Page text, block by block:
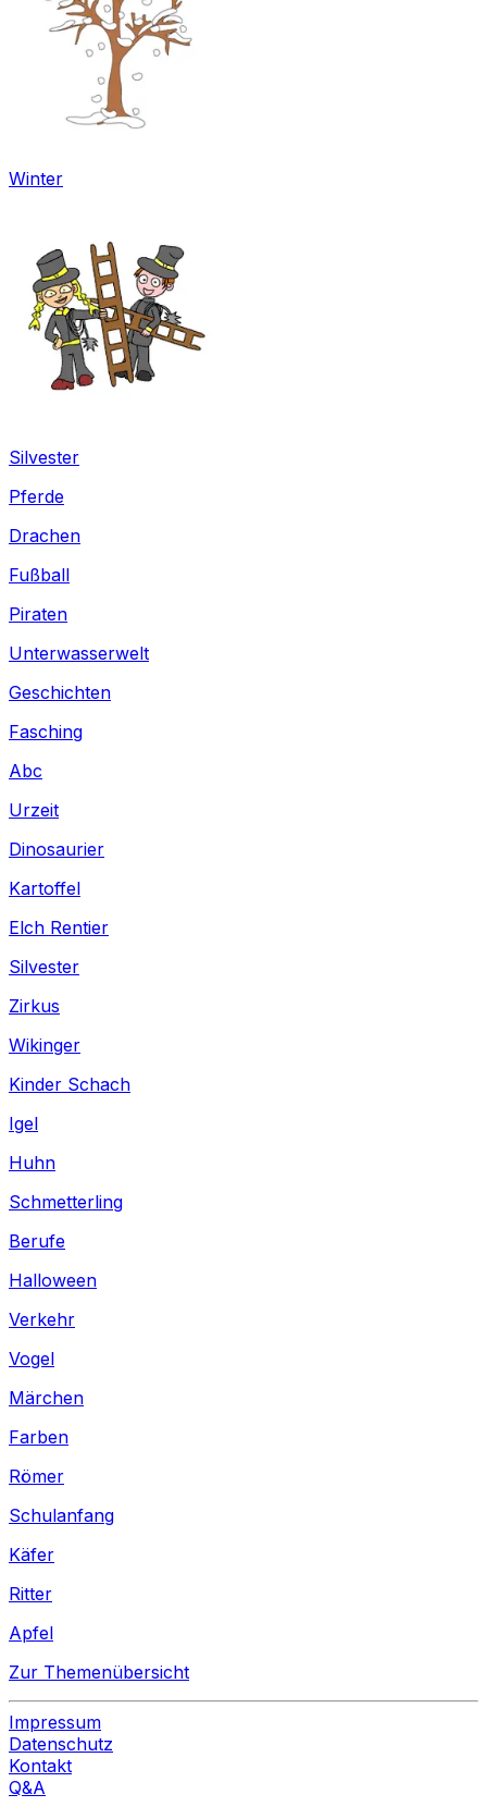
Winter
Silvester
Pferde
Drachen
Fußball
Piraten
Unterwasserwelt
Geschichten
Fasching
Abc
Urzeit
Dinosaurier
Kartoffel
Elch Rentier
Silvester
Zirkus
Wikinger
Kinder Schach
Igel
Huhn
Schmetterling
Berufe
Halloween
Verkehr
Vogel
Märchen
Farben
Römer
Schulanfang
Käfer
Ritter
Apfel
Zur Themenübersicht
Impressum
Datenschutz
Kontakt
Q&A